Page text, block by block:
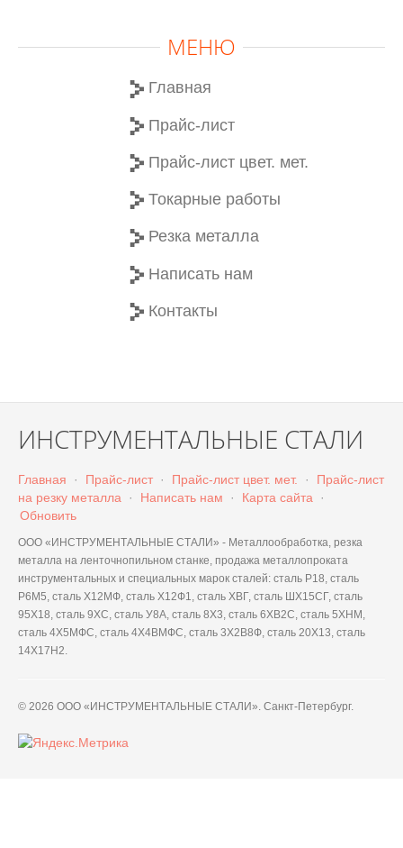
МЕНЮ
Главная
Прайс-лист
Прайс-лист цвет. мет.
Токарные работы
Резка металла
Написать нам
Контакты
ИНСТРУМЕНТАЛЬНЫЕ СТАЛИ
Главная · Прайс-лист · Прайс-лист цвет. мет. ·
Прайс-лист
на резку металла
· Написать нам · Карта сайта
·
Обновить
ООО «ИНСТРУМЕНТАЛЬНЫЕ СТАЛИ» - Металлообработка, резка
металла на ленточнопильном станке, продажа металлопроката
инструментальных и специальных марок сталей: сталь Р18, сталь
Р6М5, сталь Х12МФ, сталь Х12Ф1, сталь ХВГ, сталь ШХ15СГ, сталь
95Х18, сталь 9ХС, сталь У8А, сталь 8Х3, сталь 6ХВ2С, сталь 5ХНМ,
сталь 4Х5МФС, сталь 4Х4ВМФС, сталь 3Х2В8Ф, сталь 20Х13, сталь
14Х17Н2.
© 2026 ООО «ИНСТРУМЕНТАЛЬНЫЕ СТАЛИ». Санкт-Петербург.